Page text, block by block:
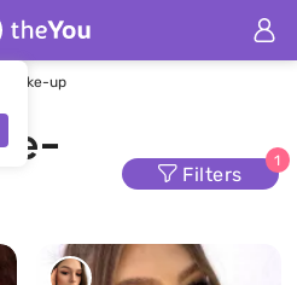
Make-up
Filters
1